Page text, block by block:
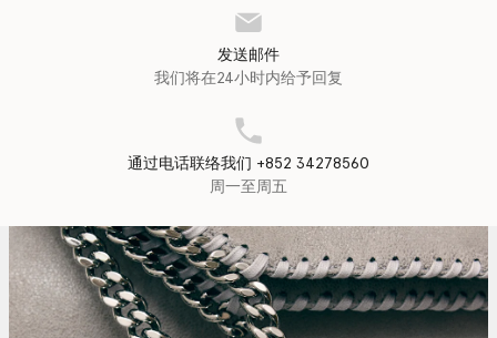
发送邮件
我们将在24小时内给予回复
通过电话联络我们 +852 34278560
周一至周五